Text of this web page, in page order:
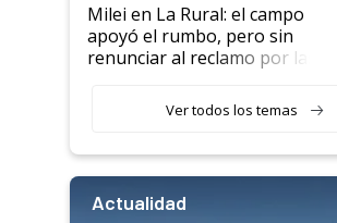
Milei en La Rural: el campo
apoyó el rumbo, pero sin
renunciar al reclamo por las
Ver todos los temas
Actualidad